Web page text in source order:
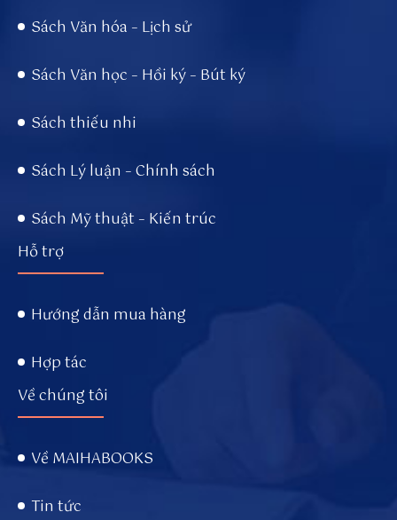
r
a
g
.c
m
Sách Văn hóa – Lịch sử
Sách Văn học – Hồi ký – Bút ký
Sách thiếu nhi
Sách Lý luận – Chính sách
Sách Mỹ thuật – Kiến trúc
Hỗ trợ
Hướng dẫn mua hàng
Hợp tác
Về chúng tôi
Về MAIHABOOKS
Tin tức